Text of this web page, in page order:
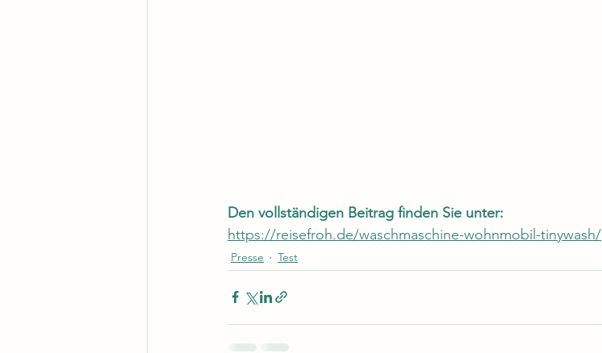
Den vollständigen Beitrag finden Sie unter:
https://reisefroh.de/waschmaschine-wohnmobil-tinywash/
Presse Test